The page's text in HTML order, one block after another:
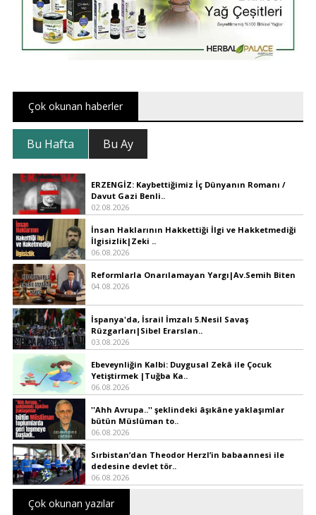
Çok okunan haberler
Bu Hafta Bu Ay
ERZENGİZ: Kaybettiğimiz İç Dünyanın Romanı /
Davut Gazi Benli..
02.08.2026
İnsan Haklarının Hakkettiği İlgi ve Hakketmediği
İlgisizlik|Zeki ..
06.08.2026
Reformlarla Onarılamayan Yargı|Av.Semih Biten
04.08.2026
İspanya'da, İsrail İmzalı 5.Nesil Savaş
Rüzgarları|Sibel Erarslan..
03.08.2026
Ebeveynliğin Kalbi: Duygusal Zekâ ile Çocuk
Yetiştirmek |Tuğba Ka..
06.08.2026
''Ahh Avrupa..'' şeklindeki âşıkâne yaklaşımlar
bütün Müslüman to..
06.08.2026
Sırbistan’dan Theodor Herzl’in babaannesi ile
dedesine devlet tör..
06.08.2026
Çok okunan yazılar